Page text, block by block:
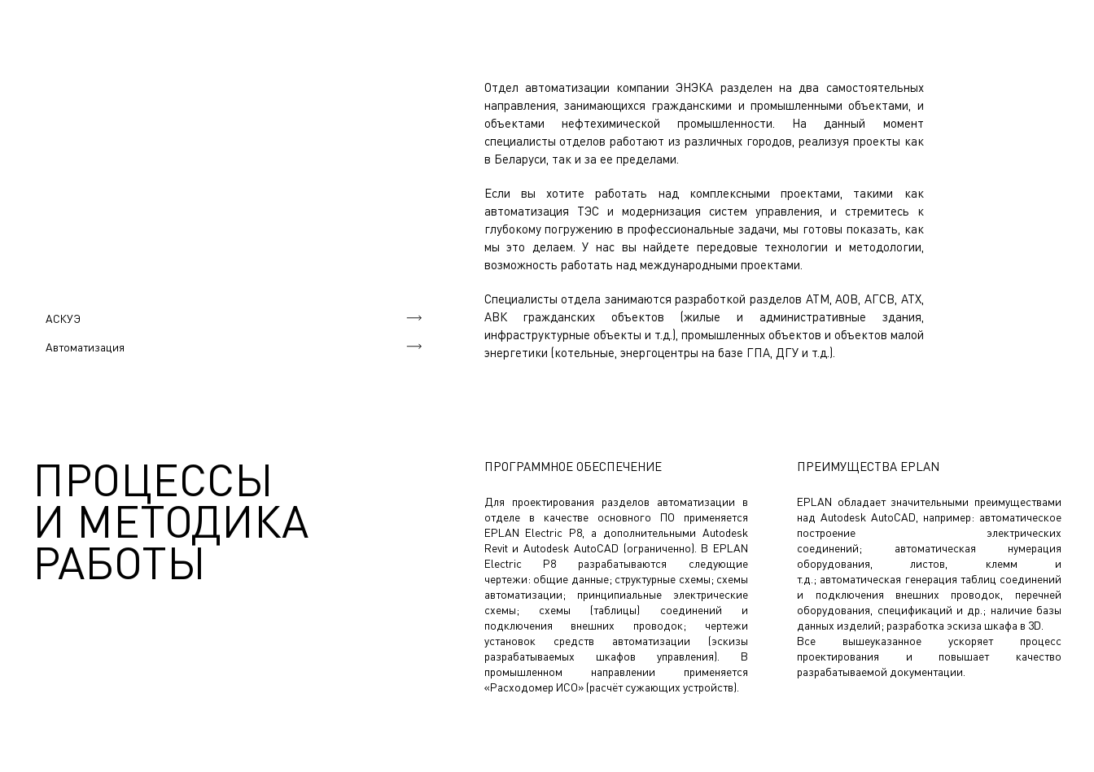
АСКУЭ
Автоматизация
Отдел автоматизации компании ЭНЭКА разделен на два самостоятельных
направления, занимающихся гражданскими и промышленными объектами, и
объектами нефтехимической промышленности. На данный момент
специалисты отделов работают из различных городов, реализуя проекты как
в Беларуси, так и за ее пределами.
Если вы хотите работать над комплексными проектами, такими как
автоматизация ТЭС и модернизация систем управления, и стремитесь к
глубокому погружению в профессиональные задачи, мы готовы показать, как
мы это делаем. У нас вы найдете передовые технологии и методологии,
возможность работать над международными проектами.
Специалисты отдела занимаются разработкой разделов АТМ, АОВ, АГСВ, АТХ,
АВК гражданских объектов (жилые и административные здания,
инфраструктурные объекты и т.д.), промышленных объектов и объектов малой
энергетики (котельные, энергоцентры на базе ГПА, ДГУ и т.д.).
ПРОЦЕССЫ
И МЕТОДИКА
РАБОТЫ
ПРОГРАММНОЕ ОБЕСПЕЧЕНИЕ
Для проектирования разделов автоматизации в
отделе в качестве основного ПО применяется
EPLAN Electric P8, а дополнительными Autodesk
Revit и Autodesk AutoCAD (ограниченно). В EPLAN
Electric P8 разрабатываются следующие
чертежи: общие данные; структурные схемы; схемы
автоматизации; принципиальные электрические
схемы; схемы (таблицы) соединений и
подключения внешних проводок; чертежи
установок средств автоматизации (эскизы
разрабатываемых шкафов управления). В
промышленном направлении применяется
«Расходомер ИСО» (расчёт сужающих устройств).
ПРЕИМУЩЕСТВА EPLAN
EPLAN обладает значительными преимуществами
над Autodesk AutoCAD, например: автоматическое
построение электрических
соединений; автоматическая нумерация
оборудования, листов, клемм и
т.д.; автоматическая генерация таблиц соединений
и подключения внешних проводок, перечней
оборудования, спецификаций и др.; наличие базы
данных изделий; разработка эскиза шкафа в 3D.
Все вышеуказанное ускоряет процесс
проектирования и повышает качество
разрабатываемой документации.